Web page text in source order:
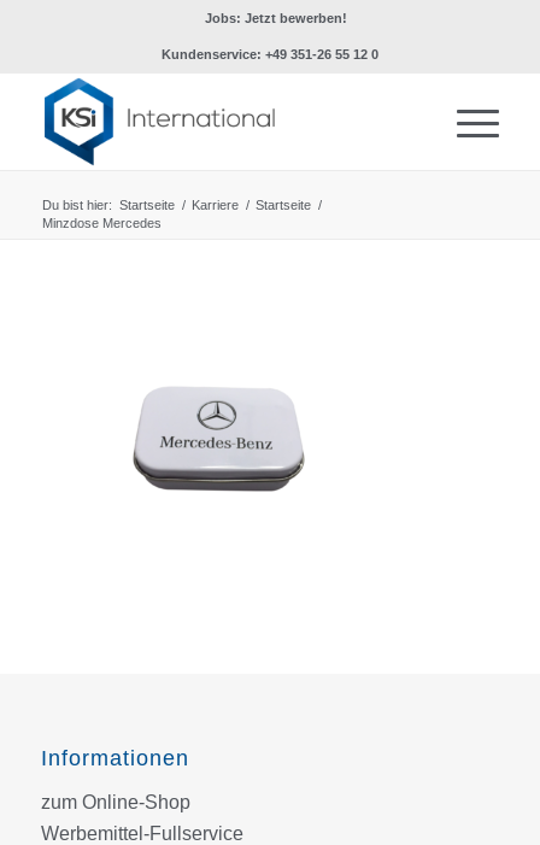
Jobs: Jetzt bewerben!
Kundenservice: +49 351-26 55 12 0
Du bist hier: Startseite / Karriere / Startseite /
Minzdose Mercedes
Informationen
zum Online-Shop
Werbemittel-Fullservice